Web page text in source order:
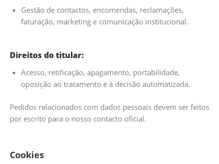
Gestão de contactos, encomendas, reclamações,
faturação, marketing e comunicação institucional.
Direitos do titular:
Acesso, retificação, apagamento, portabilidade,
oposição ao tratamento e à decisão automatizada.
Pedidos relacionados com dados pessoais devem ser feitos
por escrito para o nosso contacto oficial.
Cookies